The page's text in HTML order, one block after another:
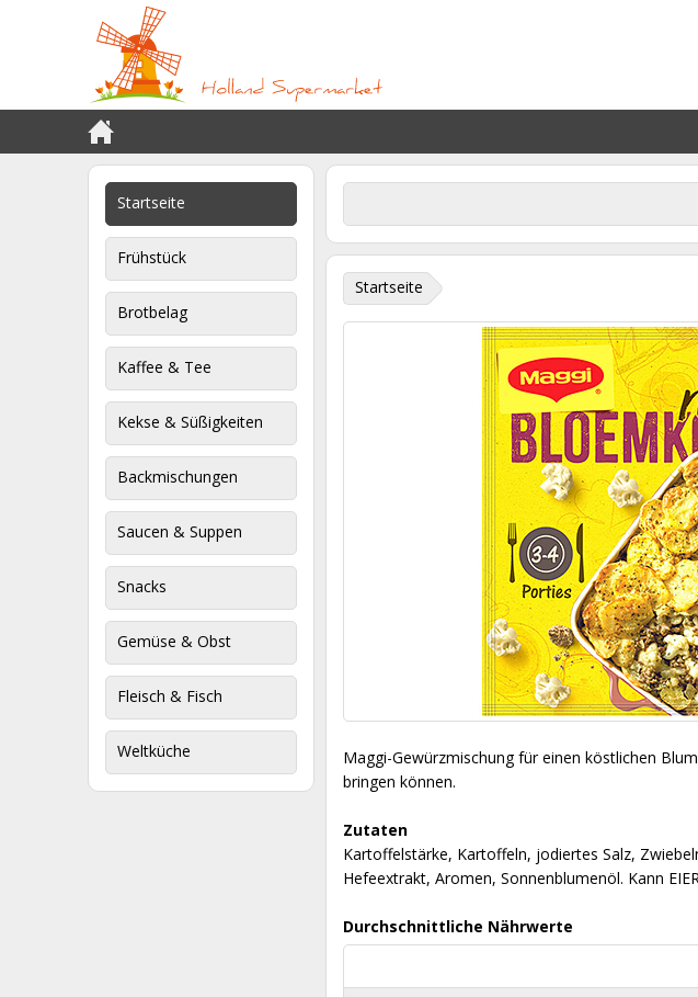
Startseite
Frühstück
Brotbelag
Kaffee & Tee
Kekse & Süßigkeiten
Backmischungen
Saucen & Suppen
Snacks
Gemüse & Obst
Fleisch & Fisch
Weltküche
Startseite
Maggi-Gewürzmischung für einen köstlichen
bringen können.
Zutaten
Kartoffelstärke, Kartoffeln, jodiertes Salz,
Hefeextrakt, Aromen, Sonnenblumenöl. Kann
Durchschnittliche Nährwerte